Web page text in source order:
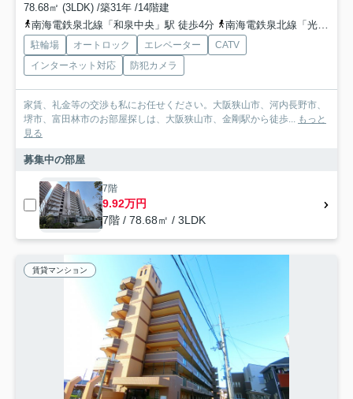
78.68㎡ (3LDK) /築31年 /14階建
南海電鉄泉北線「和泉中央」駅 徒歩4分
南海電鉄泉北線「光明池」駅 徒歩35分
駐輪場 オートロック エレベーター
CATV
インターネット対応
防犯カメラ
家賃、礼金等の交渉も私にお任せください。大阪狭山市、河内長野市、
堺市、富田林市のお部屋探しは、大阪狭山市、金剛駅から徒歩... もっと
見る
募集中の部屋
7階
9.92万円
7階 / 78.68㎡ / 3LDK
賃貸マンション